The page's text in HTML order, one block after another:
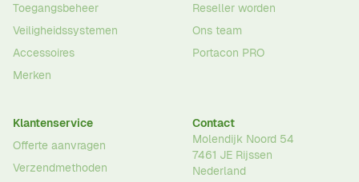
Toegangsbeheer
Veiligheidssystemen
Accessoires
Merken
Reseller worden
Ons team
Portacon PRO
Klantenservice
Offerte aanvragen
Verzendmethoden
Contact
Molendijk Noord 54
7461 JE Rijssen
Nederland